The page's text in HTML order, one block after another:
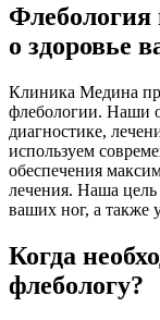
о здоровье
Клиника Медина
флебологии. Наши
диагностике,
используем
обеспечения
лечения. Наша цель
ваших ног, а также
Когда
флебологу?